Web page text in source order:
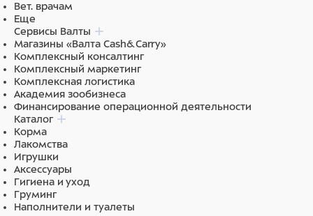
Вет. врачам
Еще
Сервисы Валты
Магазины «Валта Cash&Carry»
Комплексный консалтинг
Комплексный маркетинг
Комплексная логистика
Академия зообизнеса
Финансирование операционной деятельности
Каталог
Корма
Лакомства
Игрушки
Аксессуары
Гигиена и уход
Груминг
Наполнители и туалеты